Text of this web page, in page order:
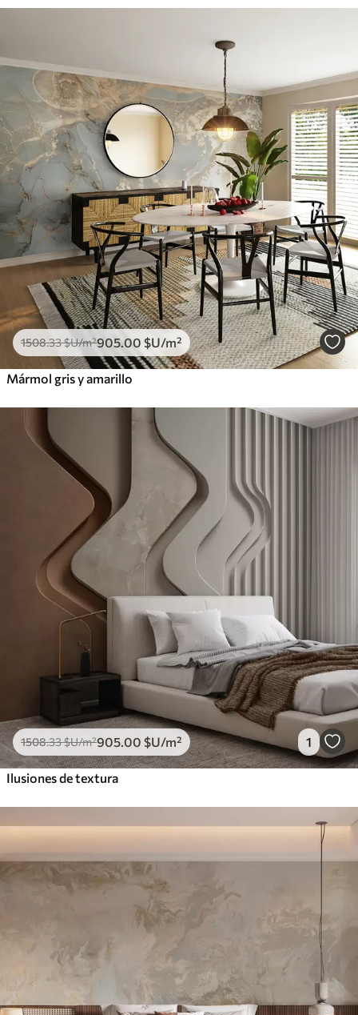
1508.33$U/m²905.00 $U/m²
Mármol gris y amarillo
1508.33$U/m²905.00 $U/m² 1
Ilusiones de textura